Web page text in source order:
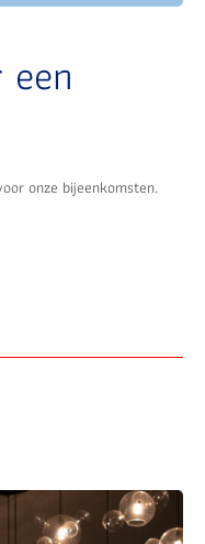
onze bijeenkomsten.